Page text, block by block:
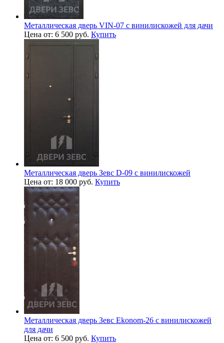
Металлическая дверь VIN-07 с винилискожей для дачи
Цена от: 6 500 руб. Купить
Металлическая дверь Зевс D-09 с винилискожей
Цена от: 18 000 руб. Купить
Металлическая дверь Зевс Ekonom-26 с винилискожей
для дачи
Цена от: 6 500 руб. Купить